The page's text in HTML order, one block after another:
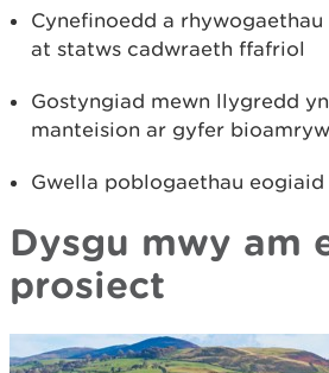
Cynefinoedd a rhywogaethau
at statws cadwraeth ffafriol
Gostyngiad mewn llygredd
manteision ar gyfer
Gwella poblogaethau
Dysgu mwy am
prosiect